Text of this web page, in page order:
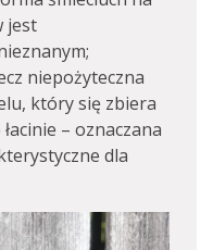
jest
niepożyteczna
który się zbiera
– oznaczana
dla